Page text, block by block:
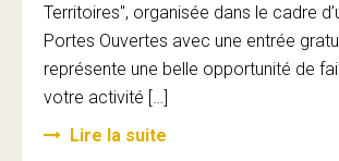
Territoires", organisée dans le cadre
Portes Ouvertes avec une entrée
représente une belle opportunité de
votre activité […]
Lire la suite